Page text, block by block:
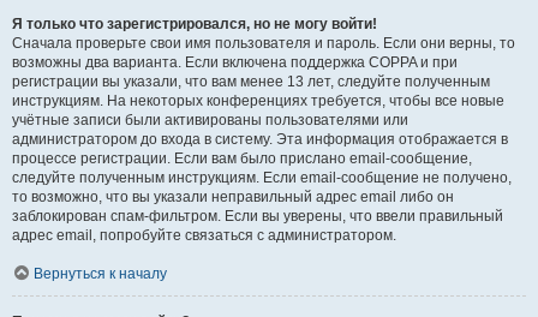
Я только что зарегистрировался, но не могу войти!
Сначала проверьте свои имя пользователя и пароль. Если они верны, то
возможны два варианта. Если включена поддержка COPPA и при
регистрации вы указали, что вам менее 13 лет, следуйте полученным
инструкциям. На некоторых конференциях требуется, чтобы все новые
учётные записи были активированы пользователями или
администратором до входа в систему. Эта информация отображается в
процессе регистрации. Если вам было прислано email-сообщение,
следуйте полученным инструкциям. Если email-сообщение не получено,
то возможно, что вы указали неправильный адрес email либо он
заблокирован спам-фильтром. Если вы уверены, что ввели правильный
адрес email, попробуйте связаться с администратором.
Вернуться к началу